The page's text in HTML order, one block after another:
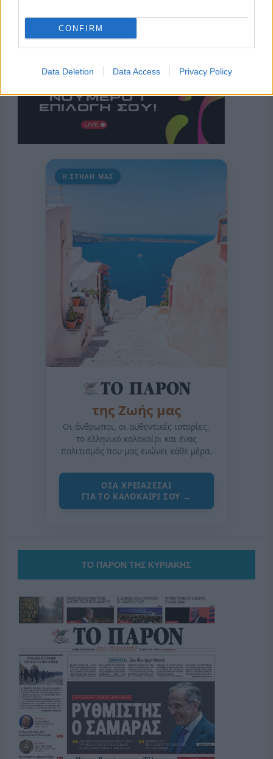
CONFIRM
Data Deletion Data Access Privacy Policy
Η ΣΤΗΛΗ ΜΑΣ
της Ζωής μας
Οι άνθρωποι, οι αυθεντικές ιστορίες,
το ελληνικό καλοκαίρι και ένας
πολιτισμός που μας ενώνει κάθε μέρα.
ΟΣΑ ΧΡΕΙΑΖΕΣΑΙ
ΓΙΑ ΤΟ ΚΑΛΟΚΑΙΡΙ ΣΟΥ →
ΤΟ ΠΑΡΟΝ ΤΗΣ ΚΥΡΙΑΚΗΣ